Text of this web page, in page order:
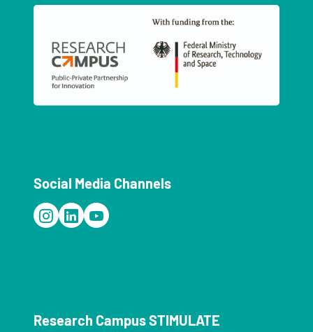
Social Media Channels
Research Campus STIMULATE